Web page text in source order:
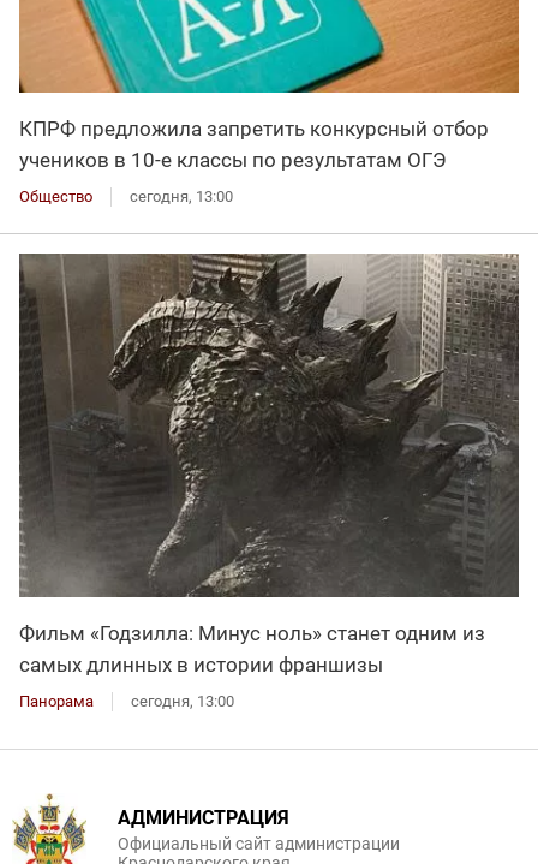
КПРФ предложила запретить конкурсный отбор
учеников в 10-е классы по результатам ОГЭ
Общество сегодня, 13:00
Фильм «Годзилла: Минус ноль» станет одним из
самых длинных в истории франшизы
Панорама сегодня, 13:00
АДМИНИСТРАЦИЯ
Официальный сайт администрации